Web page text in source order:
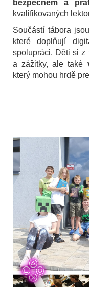
bezpečném a
kvalifikovaných
Součástí tábora
které doplňují
spolupráci. Děti si z
a zážitky, ale také
který mohou hrdě